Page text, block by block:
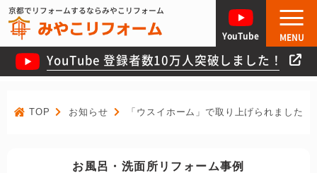
京都でリフォームするならみやこリフォーム
YouTube 登録者数10万人突破しました！
YouTube MENU
TOP お知らせ 「ウスイホーム」で取り上げられました！
お風呂・洗面所リフォーム事例